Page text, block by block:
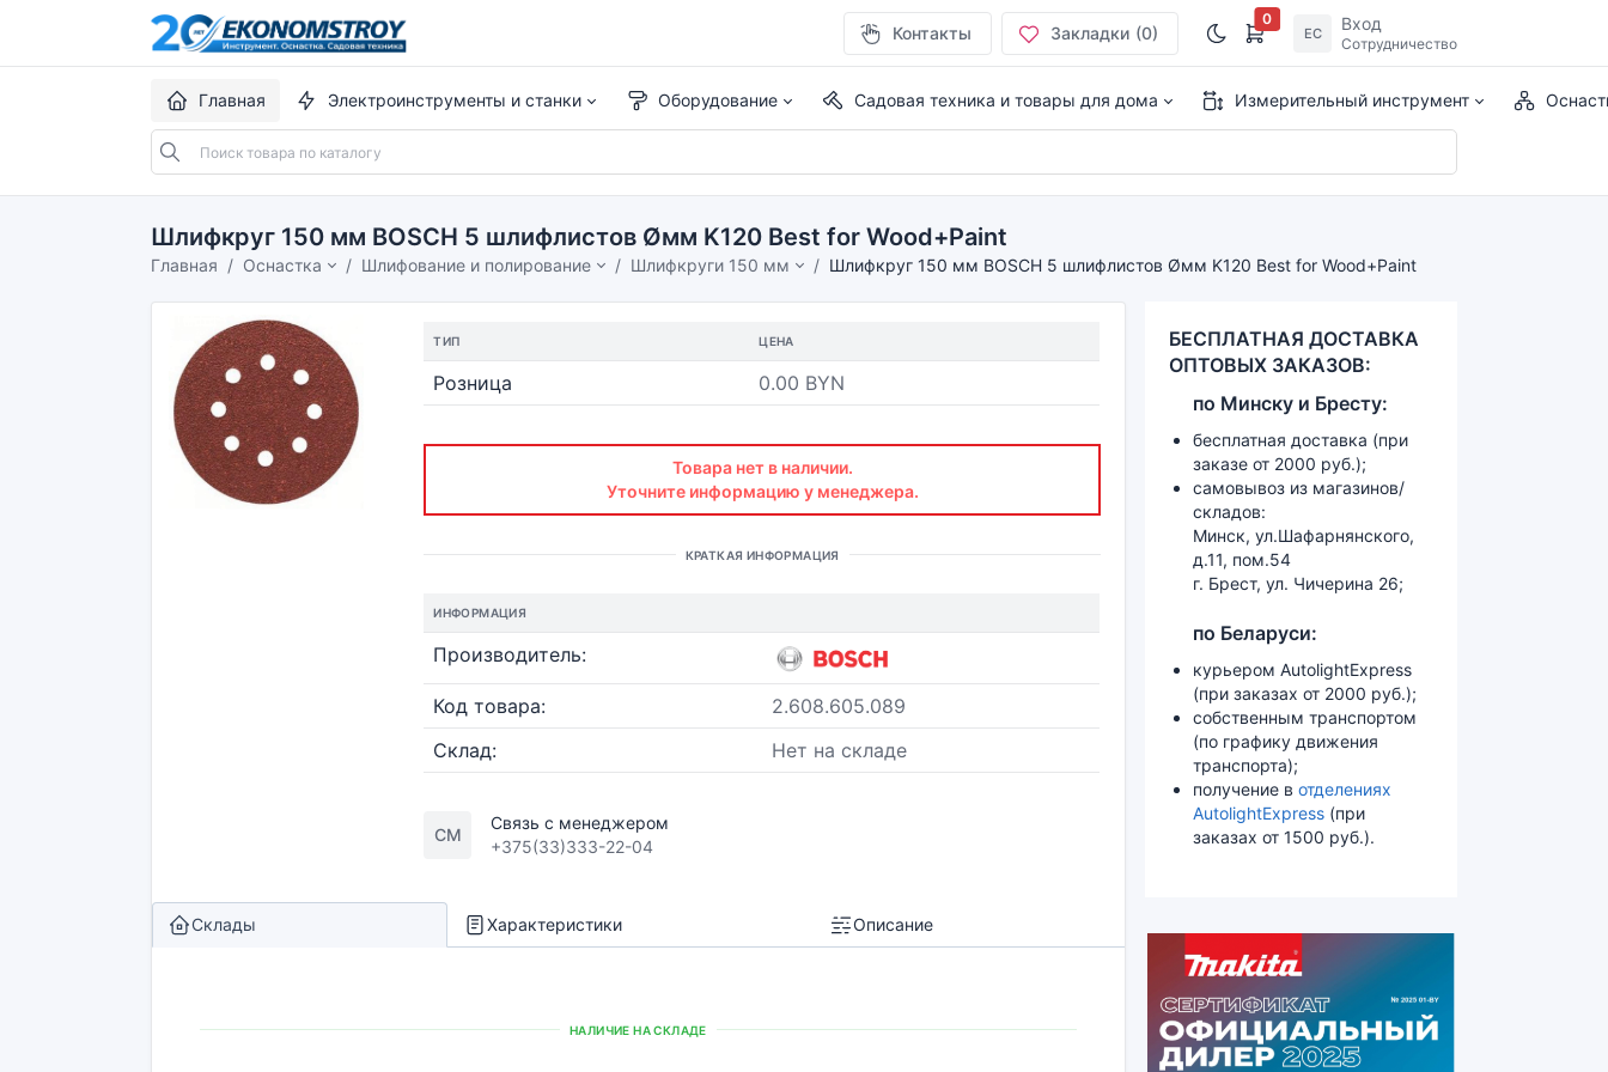
Контакты Закладки (0)
0
ЕС Вход
Сотрудничество
Главная Электроинструменты и станки Оборудование Садовая техника и товары для дома Измерительный инструмент
Шлифкруг 150 мм BOSCH 5 шлифлистов Øмм K120 Best for Wood+Paint
Главная Оснастка Шлифование и полирование Шлифкруги 150 мм Шлифкруг 150 мм BOSCH 5 шлифлистов Øмм K120 Best for Wood+Paint
ТИП ЦЕНА
Розница 0.00 BYN
Товара нет в наличии.
Уточните информацию у менеджера.
КРАТКАЯ ИНФОРМАЦИЯ
ИНФОРМАЦИЯ
Производитель:
Код товара:
2.608.605.089
Склад:
Нет на складе
СМ
Связь с менеджером
+375(33)333-22-04
Склады Характеристики Описание
НАЛИЧИЕ НА СКЛАДЕ
БЕСПЛАТНАЯ ДОСТАВКА
ОПТОВЫХ ЗАКАЗОВ:
по Минску и Бресту:
бесплатная доставка (при
заказе от 2000 руб.);
самовывоз из магазинов/
складов:
Минск, ул.Шафарнянского,
д.11, пом.54
г. Брест, ул. Чичерина 26;
по Беларуси:
курьером AutolightExpress
(при заказах от 2000 руб.);
собственным транспортом
(по графику движения
транспорта);
получение в отделениях
AutolightExpress (при
заказах от 1500 руб.).